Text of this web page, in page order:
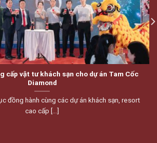
cấp vật tư khách sạn cho dự án Tam Cốc
Diamond
đồng hành cùng các dự án khách sạn, resort
cao cấp [...]